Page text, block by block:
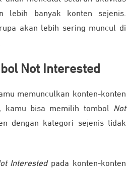
lebih banyak konten sejenis.
akan lebih sering muncul di
Not Interested
memunculkan konten-konten
kamu bisa memilih tombol Not
dengan kategori sejenis tidak
Interestedpada konten-konten